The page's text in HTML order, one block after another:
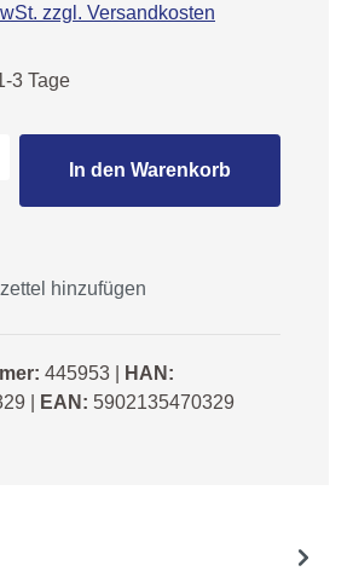
zzgl. Versandkosten
3 Tage
Gib den
In den Warenkorb
hinzufügen
445953
HAN:
EAN: 5902135470329